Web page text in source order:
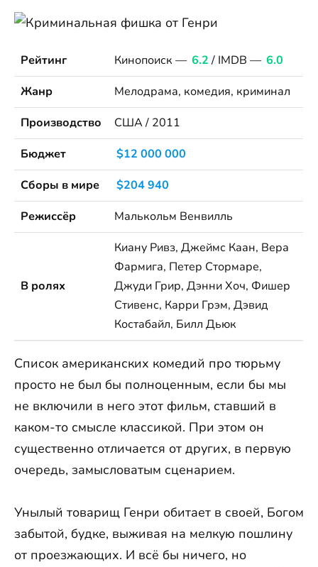
Рейтинг Кинопоиск — 6.2 / IMDB — 6.0
Жанр
Мелодрама, комедия, криминал
Производство
США / 2011
Бюджет
$12 000 000
Сборы в мире
$204 940
Режиссёр
Малькольм Венвилль
В ролях
Киану Ривз, Джеймс Каан, Вера
Фармига, Петер Стормаре,
Джуди Грир, Дэнни Хоч, Фишер
Стивенс, Карри Грэм, Дэвид
Костабайл, Билл Дьюк
Список американских комедий про тюрьму
просто не был бы полноценным, если бы мы
не включили в него этот фильм, ставший в
каком-то смысле классикой. При этом он
существенно отличается от других, в первую
очередь, замысловатым сценарием.
Унылый товарищ Генри обитает в своей, Богом
забытой, будке, выживая на мелкую пошлину
от проезжающих. И всё бы ничего, но